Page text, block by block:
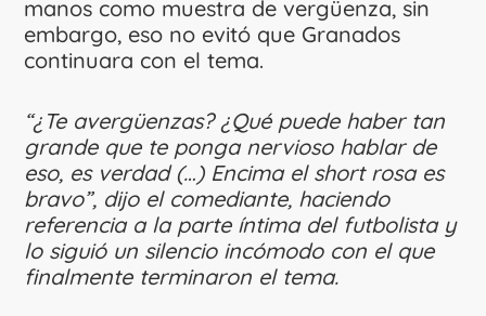
manos como muestra de vergüenza, sin
embargo, eso no evitó que Granados
continuara con el tema.
“¿Te avergüenzas? ¿Qué puede haber tan
grande que te ponga nervioso hablar de
eso, es verdad (…) Encima el short rosa es
bravo”, dijo el comediante, haciendo
referencia a la parte íntima del futbolista y
lo siguió un silencio incómodo con el que
finalmente terminaron el tema.